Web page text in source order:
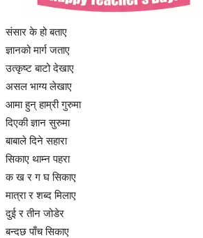
संसार के हो बताए
ज्ञानको मार्ग जताए
उत्कृष्ट बाटो देखाए
असल भाग्य लेखाए
आमा हुन् हाम्री गुरुमा
दिएकी ज्ञान सुरुमा
बाबाले दिने सहारा
सिकाए थाम्न पहरा
क ख र ग घ सिकाए
मात्रा र शब्द मिलाए
दुई र तीन जोडेर
बन्दछ पाँच सिकाए